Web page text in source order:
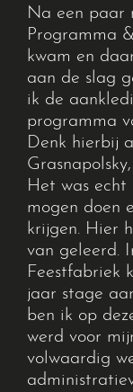
Na een paar
Programma
kwam en
aan de slag
ik de
programma
Denk hierbij
Grasnapolsky
Het was
mogen doen
krijgen. Hier
van geleerd.
Feestfabriek
jaar stage
ben ik op
werd voor
volwaardig